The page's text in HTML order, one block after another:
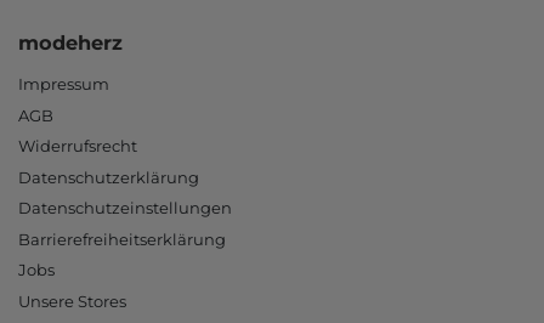
modeherz
Impressum
AGB
Widerrufsrecht
Datenschutzerklärung
Datenschutzeinstellungen
Barrierefreiheitserklärung
Jobs
Unsere Stores